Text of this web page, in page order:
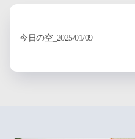
今日の空_2025/01/09